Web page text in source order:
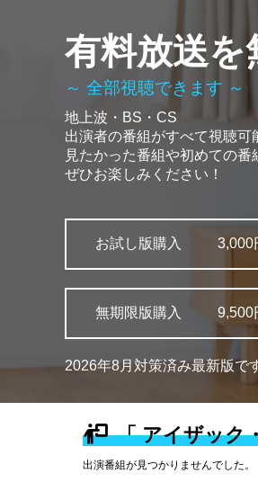
有料放送を
～ 全部視聴できます ～
地上波・BS・CS
出演者の番組がすべて視聴可
見たかった番組や初めての番
ぜひお楽しみください！
お試し版購入 3,000
無期限版購入 9,500
2026年8月対策済み最新版で
「 アイザック
出演番組が見つかりませんでした。